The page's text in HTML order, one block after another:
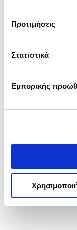
Προτιμήσεις
Στατιστικά
Εμπορικής